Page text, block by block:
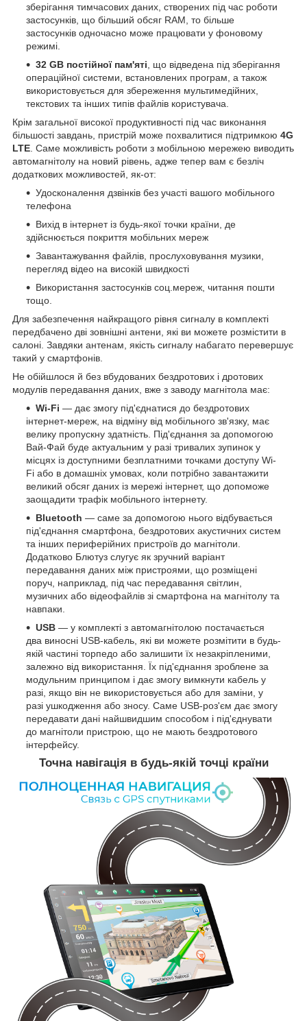
зберігання тимчасових даних, створених під час роботи
застосунків, що більший обсяг RAM, то більше
застосунків одночасно може працювати у фоновому
режимі.
32 GB постійної пам'яті , що відведена під зберігання
операційної системи, встановлених програм, а також
використовується для збереження мультимедійних,
текстових та інших типів файлів користувача.
Крім загальної високої продуктивності під час виконання
більшості завдань, пристрій може похвалитися підтримкою 4G
LTE . Саме можливість роботи з мобільною мережею виводить
автомагнітолу на новий рівень, адже тепер вам є безліч
додаткових можливостей, як-от:
Удосконалення дзвінків без участі вашого мобільного
телефона
Вихід в інтернет із будь-якої точки країни, де
здійснюється покриття мобільних мереж
Завантажування файлів, прослуховування музики,
перегляд відео на високій швидкості
Використання застосунків соц.мереж, читання пошти
тощо.
Для забезпечення найкращого рівня сигналу в комплекті
передбачено дві зовнішні антени, які ви можете розмістити в
салоні. Завдяки антенам, якість сигналу набагато перевершує
такий у смартфонів.
Не обійшлося й без вбудованих бездротових і дротових
модулів передавання даних, вже з заводу магнітола має:
Wi-Fi — дає змогу під'єднатися до бездротових
інтернет-мереж, на відміну від мобільного зв'язку, має
велику пропускну здатність. Під'єднання за допомогою
Вай-Фай буде актуальним у разі тривалих зупинок у
місцях із доступними безплатними точками доступу Wi-
Fi або в домашніх умовах, коли потрібно завантажити
великий обсяг даних із мережі інтернет, що допоможе
заощадити трафік мобільного інтернету.
Bluetooth — саме за допомогою нього відбувається
під'єднання смартфона, бездротових акустичних систем
та інших периферійних пристроїв до магнітоли.
Додатково Блютуз слугує як зручний варіант
передавання даних між пристроями, що розміщені
поруч, наприклад, під час передавання світлин,
музичних або відеофайлів зі смартфона на магнітолу та
навпаки.
USB — у комплекті з автомагнітолою постачається
два виносні USB-кабель, які ви можете розмітити в будь-
якій частині торпедо або залишити їх незакріпленими,
залежно від використання. Їх під'єднання зроблене за
модульним принципом і дає змогу вимкнути кабель у
разі, якщо він не використовується або для заміни, у
разі ушкодження або зносу. Саме USB-роз'єм дає змогу
передавати дані найшвидшим способом і під'єднувати
до магнітоли пристрою, що не мають бездротового
інтерфейсу.
Точна навігація в будь-якій точці країни